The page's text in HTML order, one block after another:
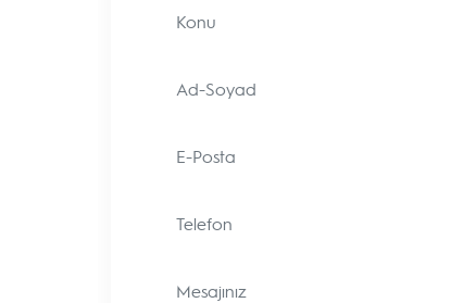
Konu
Ad-Soyad
E-Posta
Telefon
Mesajınız